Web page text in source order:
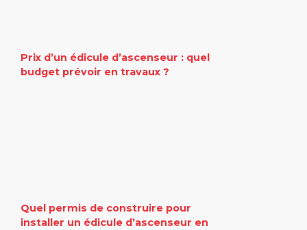
Prix d’un édicule d’ascenseur : quel
budget prévoir en travaux ?
Quel permis de construire pour
installer un édicule d’ascenseur en